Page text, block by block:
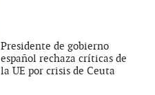
Presidente de gobierno
español rechaza críticas de
la UE por crisis de Ceuta